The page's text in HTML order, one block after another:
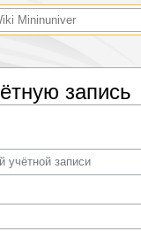
запись